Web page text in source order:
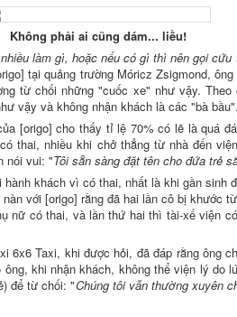
Không phải ai cũng dám... liều!
làm gì, hoặc nếu có gì thì nên gọi cứu
tại quảng trường Móricz Zsigmond,
từ chối những "cuốc xe" như vậy.
vậy và không nhận khách là các "bà bầu".
[origo] cho thấy tỉ lệ 70% có lẽ là quá
thai, nhiều khi chở thẳng từ nhà đến
nói vui: "Tôi sẵn sàng đặt tên cho đứa trẻ
khách vì có thai, nhất là khi gần sinh
với [origo] rằng đã hai lần cô bị khước
nữ có thai, và lần thứ hai thì tài-xế viện
6x6 Taxi, khi được hỏi, đã đáp rằng ông
khi nhận khách, không thể viện lý do
để từ chối: "Chúng tôi vẫn thường xuyên